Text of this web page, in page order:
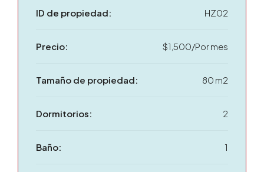
ID de propiedad: HZ02
Precio: $1,500/Por mes
Tamaño de propiedad: 80 m2
Dormitorios: 2
Baño: 1